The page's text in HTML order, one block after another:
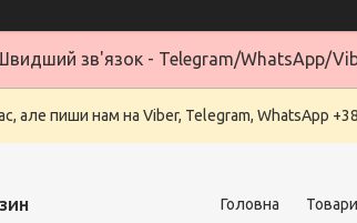
зв'язок - Telegram/WhatsApp/
але пиши нам на Viber, Telegram, WhatsApp
Головна